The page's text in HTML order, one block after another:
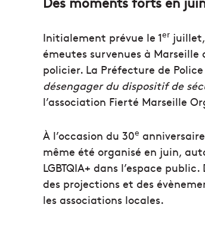
Initialement prévue le 1er
émeutes survenues à
policier. La Préfecture de
désengager du dispositif de
l’association Fierté Marseille
À l’occasion du 30e
même été organisé en juin,
LGBTQIA+ dans l’espace
des projections et des
les associations locales.